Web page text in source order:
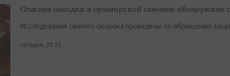
Опасная находка: в приморской свинине обнаружили
Исследования свиного окорока проведены по обращению
сегодня, 03:25